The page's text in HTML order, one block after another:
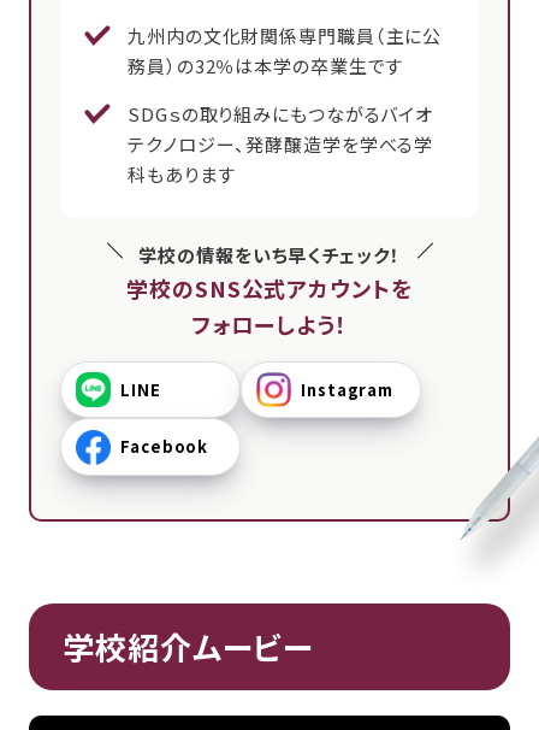
九州内の文化財関係専門職員（主に公
務員）の32％は本学の卒業生です
SDGｓの取り組みにもつながるバイオ
テクノロジー、発酵醸造学を学べる学
科もあります
学校の情報をいち早くチェック！
学校のSNS公式アカウントを
フォローしよう！
LINE Instagram
Facebook
学校紹介ムービー